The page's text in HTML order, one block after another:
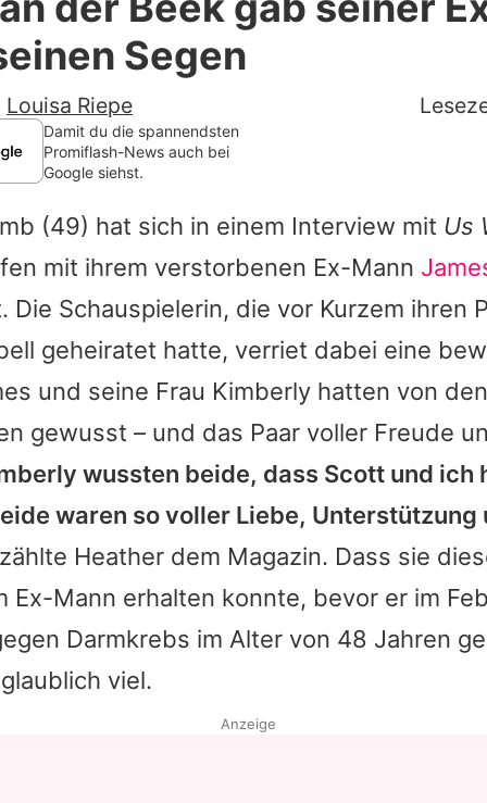
Filme & Serien
Familie & Liebe
App runterladen
Team
Redaktionelle Richtlinien
Impressum
Datenschutzerklärung
Nutzungsbedingungen
Segen
Louisa Riepe
Damit du die spannendsten
Promiflash-News auch bei
Google siehst.
(49) hat sich in einem Interview mit Us
mit ihrem verstorbenen Ex-Mann
Schauspielerin, die vor Kurzem ihren
geheiratet hatte, verriet dabei eine
und seine Frau Kimberly hatten von den
gewusst – und das Paar voller Freude
wussten beide, dass Scott und ich
waren so voller Liebe, Unterstützung
Heather dem Magazin. Dass sie
Ex-Mann erhalten konnte, bevor er im
Darmkrebs im Alter von 48 Jahren
viel.
Anzeige